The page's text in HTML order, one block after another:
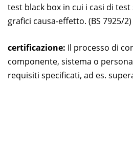
test black box in cui i casi di
grafici causa-effetto. (BS 7925/2)
certificazione: Il processo di
componente, sistema o
requisiti specificati, ad es.